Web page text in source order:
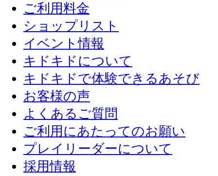
ご利用料金
ショップリスト
イベント情報
キドキドについて
キドキドで体験できるあそび
お客様の声
よくあるご質問
ご利用にあたってのお願い
プレイリーダーについて
採用情報